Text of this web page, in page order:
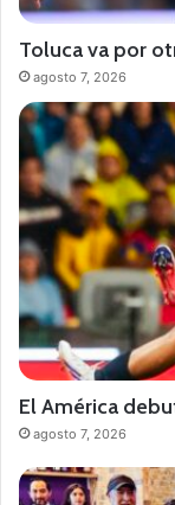
Toluca va por
agosto 7, 2026
El América
agosto 7, 2026